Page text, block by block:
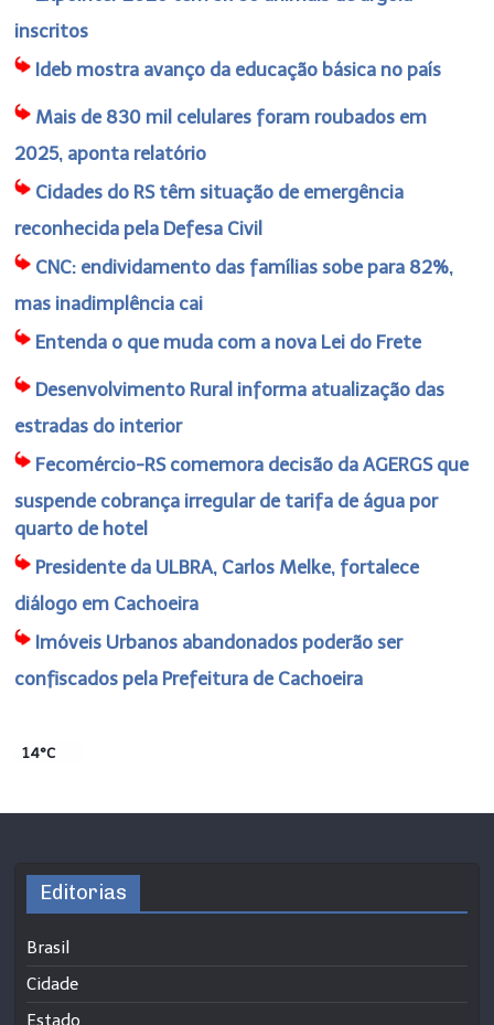
inscritos
Ideb mostra avanço da educação básica no país
Mais de 830 mil celulares foram roubados em
2025, aponta relatório
Cidades do RS têm situação de emergência
reconhecida pela Defesa Civil
CNC: endividamento das famílias sobe para 82%,
mas inadimplência cai
Entenda o que muda com a nova Lei do Frete
Desenvolvimento Rural informa atualização das
estradas do interior
Fecomércio-RS comemora decisão da AGERGS que
suspende cobrança irregular de tarifa de água por
quarto de hotel
Presidente da ULBRA, Carlos Melke, fortalece
diálogo em Cachoeira
Imóveis Urbanos abandonados poderão ser
confiscados pela Prefeitura de Cachoeira
14°C
Editorias
Brasil
Cidade
Estado